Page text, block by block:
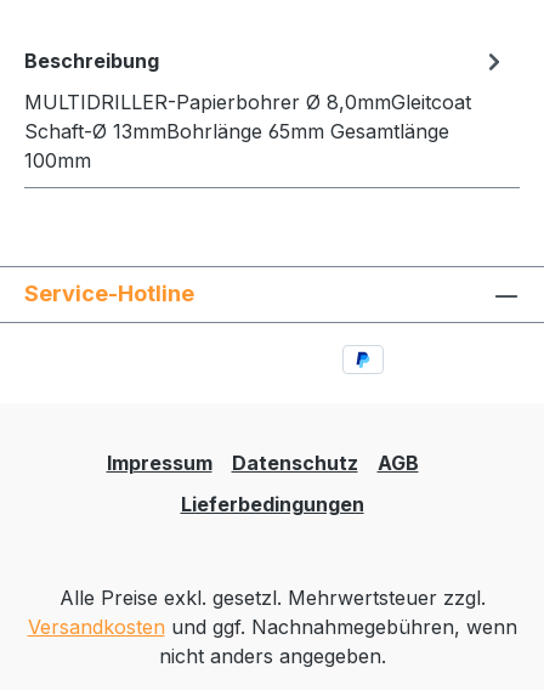
Beschreibung
MULTIDRILLER-Papierbohrer Ø 8,0mmGleitcoat
Schaft-Ø 13mmBohrlänge 65mm Gesamtlänge
100mm
Service-Hotline
Impressum Datenschutz
AGB
Lieferbedingungen
Alle Preise exkl. gesetzl. Mehrwertsteuer zzgl.
Versandkosten und ggf. Nachnahmegebühren, wenn
nicht anders angegeben.